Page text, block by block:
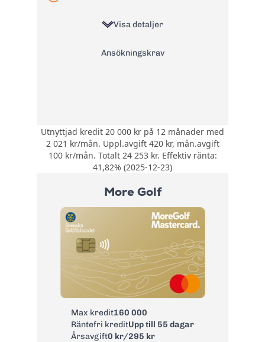
gift:
Läs mer om Coop Mastercard
Visa detaljer
Ansökningskrav
Bonus:
Ingen bonus
Försäkring:
Ingen inkluderad
Årsavgift:
0 kr
referansränta
Effektiv ränta:
41,82%
Kontantuttag i
bankomat:
Kontantuttag i
0 kr
pappersfaktura:
0 kr
Valutapåslag:
2%
Påminnelseavgift:
60 kr
Utnyttjad kredit 20 000 kr på 12 månader med
2 021 kr/mån. Uppl.avgift 420 kr, mån.avgift
100 kr/mån. Totalt 24 253 kr. Effektiv ränta:
41,82% (2025-12-23)
More Golf
Max kredit160 000
Räntefri kreditUpp till 55 dagar
Årsavgift0 kr/295 kr